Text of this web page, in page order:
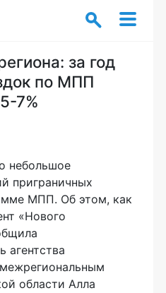
за год
по МПП
7%
небольшое
приграничных
МПП. Об этом, как
«Нового
агентства
области Алла